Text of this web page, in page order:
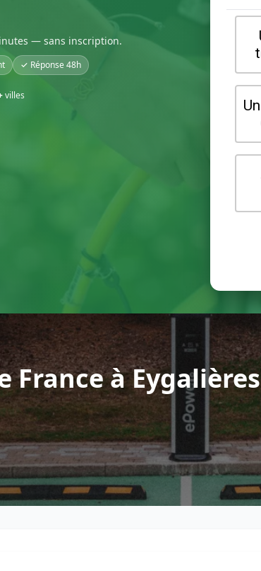
— sans inscription.
✓ Réponse 48h
villes
France à Eygalières